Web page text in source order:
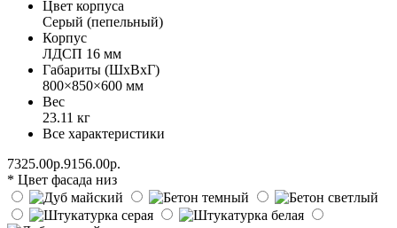
Цвет корпуса
Серый (пепельный)
Корпус
ЛДСП 16 мм
Габариты (ШхВхГ)
800×850×600 мм
Вес
23.11 кг
Все характеристики
7325.00р.9156.00р.
* Цвет фасада низ